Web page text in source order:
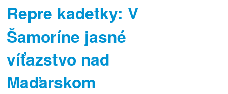
Repre kadetky: V
Šamoríne jasné
víťazstvo nad
Maďarskom